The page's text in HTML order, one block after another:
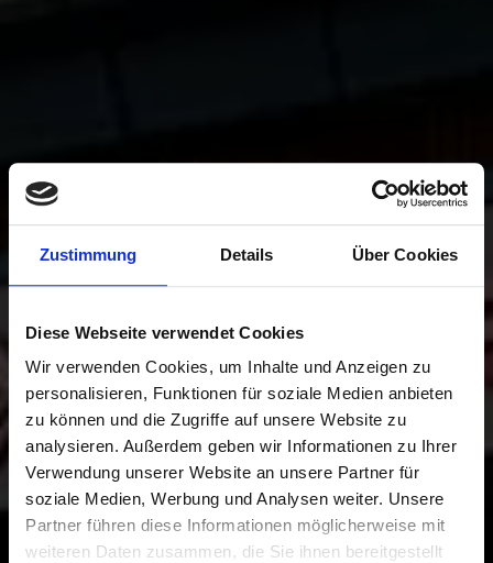
Zustimmung Details Über Cookies
Diese Webseite verwendet Cookies
Wir verwenden Cookies, um Inhalte und Anzeigen zu
personalisieren, Funktionen für soziale Medien anbieten
zu können und die Zugriffe auf unsere Website zu
analysieren. Außerdem geben wir Informationen zu Ihrer
Verwendung unserer Website an unsere Partner für
soziale Medien, Werbung und Analysen weiter. Unsere
Partner führen diese Informationen möglicherweise mit
weiteren Daten zusammen, die Sie ihnen bereitgestellt